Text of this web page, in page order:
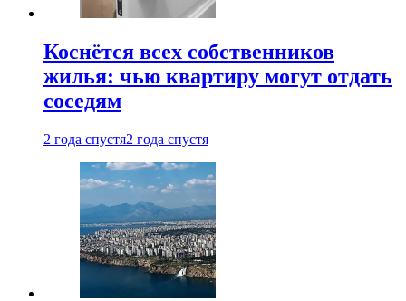
Коснётся всех собственников
жилья: чью квартиру могут отдать
соседям
2 года спустя2 года спустя